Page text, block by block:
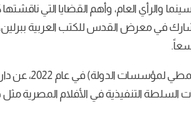
والرأي العام، وأهم القضايا التي
في معرض القدس للكتب العربية
ثم صدر بعد ذلك كتاب
التنفيذية في الأفلام المصرية